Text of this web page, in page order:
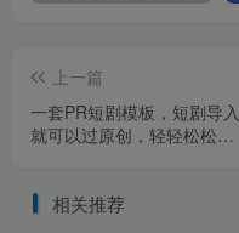
上一篇
一套PR短剧模板，短剧导入
就可以过原创，轻轻松松剪
相关推荐